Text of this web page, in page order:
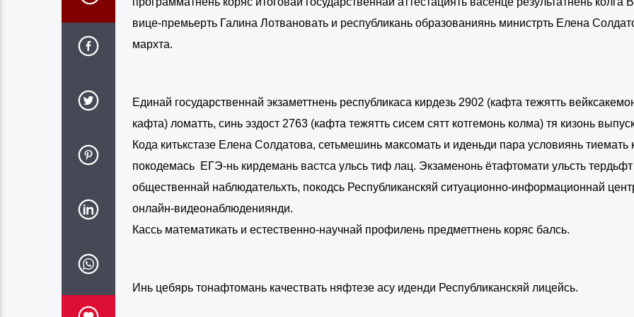
вице-премьерть Галина Лотвановать и республикань образованиянь министрть Елена
мархта.
Единай государственнай экзаметтнень республикаса кирдезь 2902 (кафта тежятть
кафта) ломатть, синь эздост 2763 (кафта тежятть сисем сятт котгемонь колма) тя кизонь
Кода китькстазе Елена Солдатова, сетьмешинь максомать и иденьди пара условиянь тиемать
покодемась ЕГЭ-нь кирдемань вастса ульсь тиф лац. Экзаменонь ётафтомати ульсть тердьфт
общественнай наблюдательхть, покодсь Республиканскяй ситуационно-информационнай
онлайн-видеонаблюдениянди.
Кассь математикать и естественно-научнай профилень предметтнень коряс балсь.
Инь цебярь тонафтомань качествать няфтезе асу иденди Республиканскяй лицейсь.